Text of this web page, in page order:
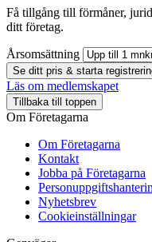
Få tillgång till förmåner,
ditt företag.
Årsomsättning
Se ditt pris & starta
Läs om medlemskapet
Tillbaka till toppen
Om Företagarna
Om Företagarna
Kontakt
Jobba på Företagarna
Nyhetsbrev
Cookieinställningar